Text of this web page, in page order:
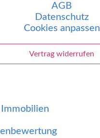
AGB
Datenschutz
Cookies anpassen
Vertrag widerrufen